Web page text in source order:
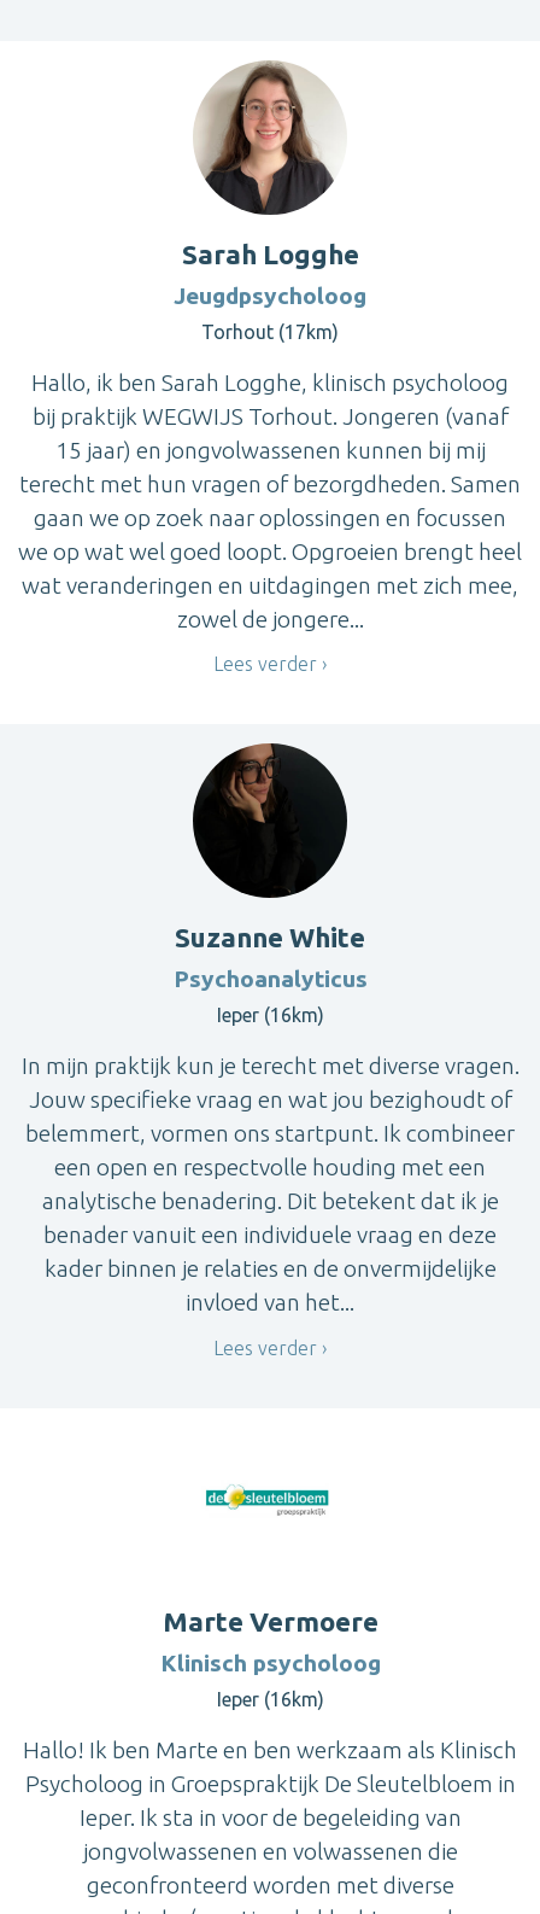
Sarah Logghe
Jeugdpsycholoog
Torhout (17km)
Hallo, ik ben Sarah Logghe, klinisch psycholoog
bij praktijk WEGWIJS Torhout. Jongeren (vanaf
15 jaar) en jongvolwassenen kunnen bij mij
terecht met hun vragen of bezorgdheden. Samen
gaan we op zoek naar oplossingen en focussen
we op wat wel goed loopt. Opgroeien brengt heel
wat veranderingen en uitdagingen met zich mee,
zowel de jongere...
Lees verder
Suzanne White
Psychoanalyticus
Ieper (16km)
In mijn praktijk kun je terecht met diverse vragen.
Jouw specifieke vraag en wat jou bezighoudt of
belemmert, vormen ons startpunt. Ik combineer
een open en respectvolle houding met een
analytische benadering. Dit betekent dat ik je
benader vanuit een individuele vraag en deze
kader binnen je relaties en de onvermijdelijke
invloed van het...
Lees verder
Marte Vermoere
Klinisch psycholoog
Ieper (16km)
Hallo! Ik ben Marte en ben werkzaam als Klinisch
Psycholoog in Groepspraktijk De Sleutelbloem in
Ieper. Ik sta in voor de begeleiding van
jongvolwassenen en volwassenen die
geconfronteerd worden met diverse